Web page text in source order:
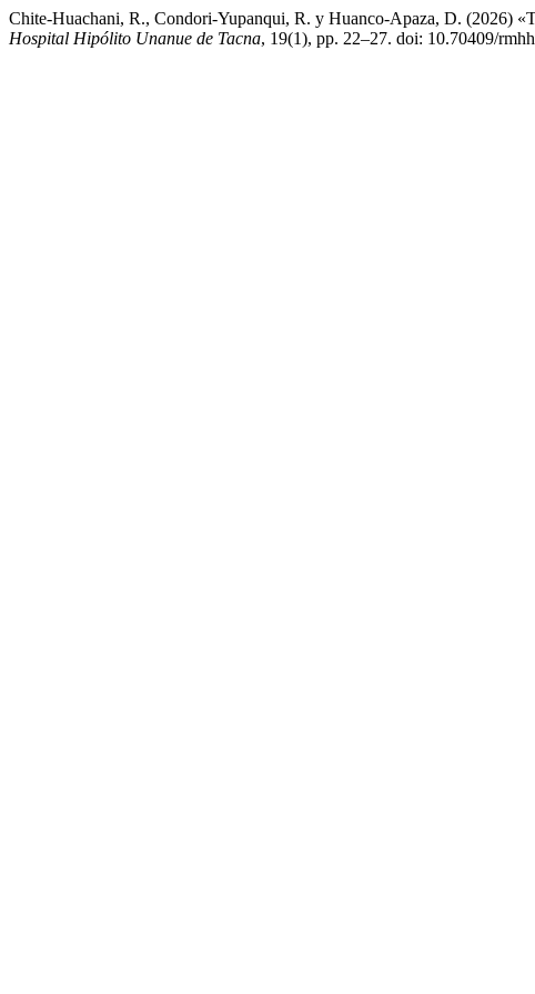
Chite-Huachani, R., Condori-Yupanqui, R. y Huanco-Apaza, D. (2026)
Hospital Hipólito Unanue de Tacna, 19(1), pp. 22–27. doi: 10.70409/